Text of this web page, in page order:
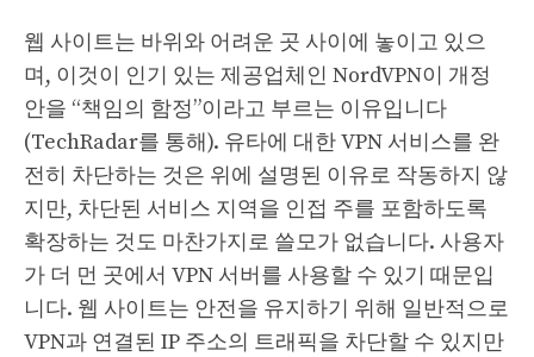
웹 사이트는 바위와 어려운 곳 사이에 놓이고 있으
며, 이것이 인기 있는 제공업체인 NordVPN이 개정
안을 “책임의 함정”이라고 부르는 이유입니다
(TechRadar를 통해). 유타에 대한 VPN 서비스를 완
전히 차단하는 것은 위에 설명된 이유로 작동하지 않
지만, 차단된 서비스 지역을 인접 주를 포함하도록
확장하는 것도 마찬가지로 쓸모가 없습니다. 사용자
가 더 먼 곳에서 VPN 서버를 사용할 수 있기 때문입
니다. 웹 사이트는 안전을 유지하기 위해 일반적으로
VPN과 연결된 IP 주소의 트래픽을 차단할 수 있지만